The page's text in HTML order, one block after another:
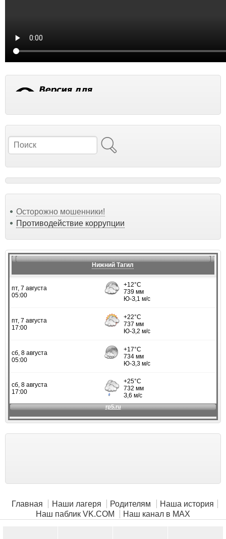
Поиск
Осторожно мошенники!
Противодействие коррупции
Нижний Тагил
Главная Наши лагеря Родителям
Наша история
Наш паблик VK.COM
Наш канал в MAX